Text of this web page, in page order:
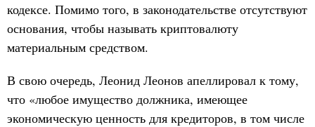
кодексе. Помимо того, в законодательстве отсутствуют
основания, чтобы называть криптовалюту
материальным средством.
В свою очередь, Леонид Леонов апеллировал к тому,
что «любое имущество должника, имеющее
экономическую ценность для кредиторов, в том числе